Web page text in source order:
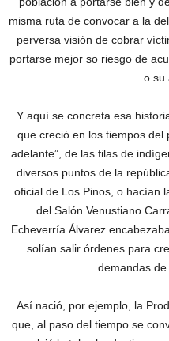
misma ruta de convocar a la
perversa visión de cobrar
portarse mejor so riesgo de
o su
Y aquí se concreta esa
que creció en los tiempos del
adelante”, de las filas de
diversos puntos de la
oficial de Los Pinos, o hacían
del Salón Venustiano
Echeverría Álvarez
solían salir órdenes para
demandas de
Así nació, por ejemplo, la
que, al paso del tiempo se